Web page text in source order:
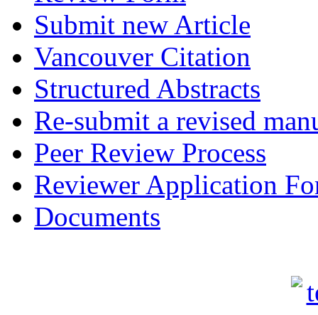
Submit new Article
Vancouver Citation
Structured Abstracts
Re-submit a revised
Peer Review Process
Reviewer Application
Documents